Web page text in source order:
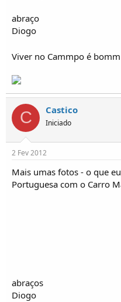
abraço
Diogo
Viver no Cammpo é bomm
C Castico
Iniciado
2 Fev 2012
Mais umas fotos - o que
Portuguesa com o Carro
abraços
Diogo